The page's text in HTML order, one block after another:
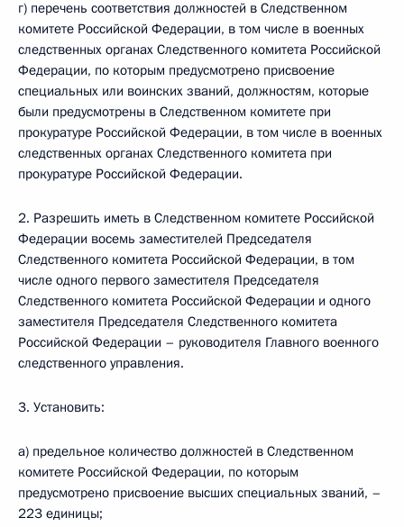
г) перечень соответствия должностей в Следственном
комитете Российской Федерации, в том числе в военных
следственных органах Следственного комитета Российской
Федерации, по которым предусмотрено присвоение
специальных или воинских званий, должностям, которые
были предусмотрены в Следственном комитете при
прокуратуре Российской Федерации, в том числе в военных
следственных органах Следственного комитета при
прокуратуре Российской Федерации.
2. Разрешить иметь в Следственном комитете Российской
Федерации восемь заместителей Председателя
Следственного комитета Российской Федерации, в том
числе одного первого заместителя Председателя
Следственного комитета Российской Федерации и одного
заместителя Председателя Следственного комитета
Российской Федерации – руководителя Главного военного
следственного управления.
3. Установить:
а) предельное количество должностей в Следственном
комитете Российской Федерации, по которым
предусмотрено присвоение высших специальных званий, –
223 единицы;